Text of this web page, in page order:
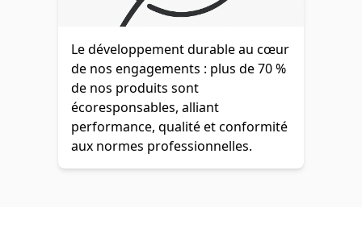
Le développement durable au cœur
de nos engagements : plus de 70 %
de nos produits sont
écoresponsables, alliant
performance, qualité et conformité
aux normes professionnelles.